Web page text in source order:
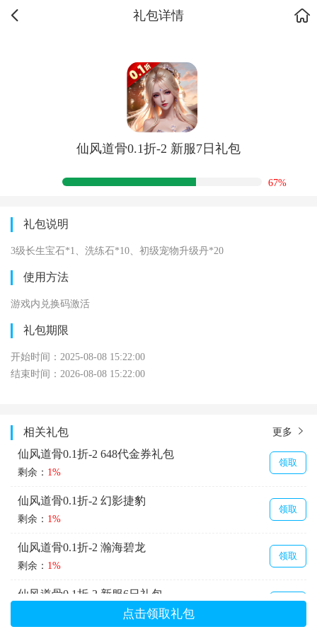
礼包详情
仙风道骨0.1折-2 新服7日礼包
67%
点击领取礼包
礼包说明
3级长生宝石*1、洗练石*10、初级宠物升级丹*20
使用方法
游戏内兑换码激活
礼包期限
开始时间：2025-08-08 15:22:00
结束时间：2026-08-08 15:22:00
相关礼包 更多
仙风道骨0.1折-2 648代金券礼包
剩余： 1%
领取
仙风道骨0.1折-2 幻影捷豹
剩余： 1%
领取
仙风道骨0.1折-2 瀚海碧龙
剩余： 1%
领取
仙风道骨0.1折-2 新服6日礼包
领取